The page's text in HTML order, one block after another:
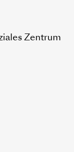
Zentrum